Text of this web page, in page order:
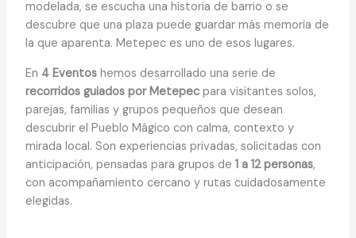
modelada, se escucha una historia de barrio o se
descubre que una plaza puede guardar más memoria de
la que aparenta. Metepec es uno de esos lugares.
En 4 Eventos hemos desarrollado una serie de
recorridos guiados por Metepec para visitantes solos,
parejas, familias y grupos pequeños que desean
descubrir el Pueblo Mágico con calma, contexto y
mirada local. Son experiencias privadas, solicitadas con
anticipación, pensadas para grupos de1 a 12 personas,
con acompañamiento cercano y rutas cuidadosamente
elegidas.